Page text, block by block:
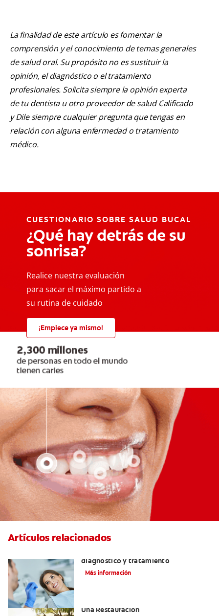
La finalidad de este artículo es fomentar la
comprensión y el conocimiento de temas generales
de salud oral. Su propósito no es sustituir la
opinión, el diagnóstico o el tratamiento
profesionales. Solicita siempre la opinión experta
de tu dentista u otro proveedor de salud Calificado
y Dile siempre cualquier pregunta que tengas en
relación con alguna enfermedad o tratamiento
médico.
CUESTIONARIO SOBRE SALUD BUCAL
¿Qué hay detrás de su
sonrisa?
Realice nuestra evaluación
para sacar el máximo partido a
su rutina de cuidado
¡Empiece ya mismo!
Artículos relacionados
diagnóstico y tratamiento
Más información
Una Restauración